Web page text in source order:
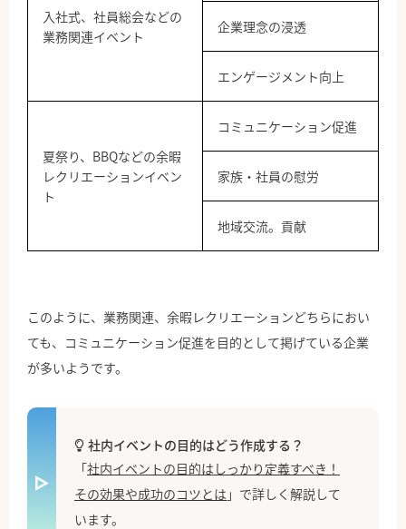
入社式、社員総会などの
業務関連イベント
企業理念の浸透
エンゲージメント向上
夏祭り、BBQなどの余暇
レクリエーションイベン
ト
コミュニケーション促進
家族・社員の慰労
地域交流。貢献
このように、業務関連、余暇レクリエーションどちらにおい
ても、コミュニケーション促進を目的として掲げている企業
が多いようです。
社内イベントの目的はどう作成する？
「社内イベントの目的はしっかり定義すべき！
その効果や成功のコツとは 」で詳しく解説して
います。